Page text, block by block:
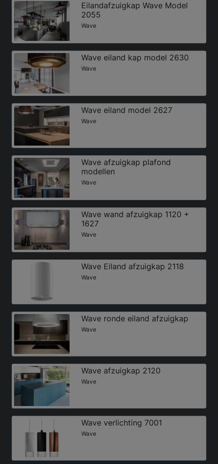
Eilandafzuigkap Wave Model
2055
Wave
Wave eiland kap model 2630
Wave
Wave eiland model 2627
Wave
Wave afzuigkap plafond
modellen
Wave
Wave wand afzuigkap 1120 +
1627
Wave
Wave Eiland afzuigkap 2118
Wave
Wave ronde eiland afzuigkap
Wave
Wave afzuigkap 2120
Wave
Wave verlichting 7001
Wave